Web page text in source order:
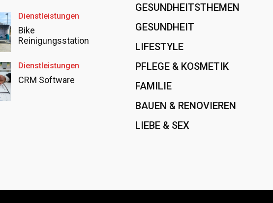
Dienstleistungen
Bike
Reinigungsstation
Dienstleistungen
CRM Software
GESUNDHEITSTHEMEN
GESUNDHEIT
LIFESTYLE
PFLEGE & KOSMETIK
FAMILIE
BAUEN & RENOVIEREN
LIEBE & SEX